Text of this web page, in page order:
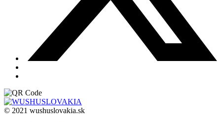
© 2021 wushuslovakia.sk